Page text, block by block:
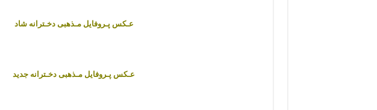
عـکس پـروفایل مـذهبی دخـترانه شاد
عـکس پـروفایل مـذهبی دخـترانه جدید